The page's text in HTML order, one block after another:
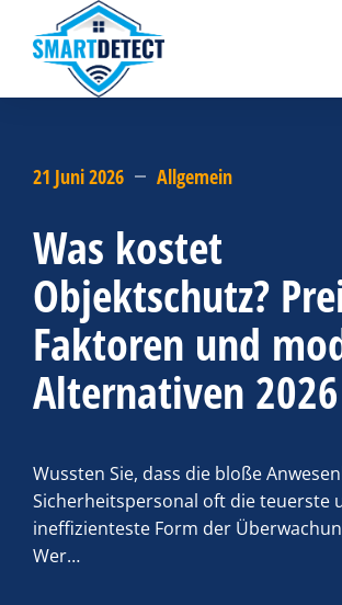
21 Juni 2026 Allgemein
Was kostet
Objektschutz?
Faktoren und
Alternativen 2026
Wussten Sie, dass die bloße
Sicherheitspersonal oft die teuerste
ineffizienteste Form der
Wer…